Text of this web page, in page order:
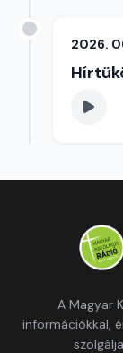
2026.
A Magyar
információkkal,